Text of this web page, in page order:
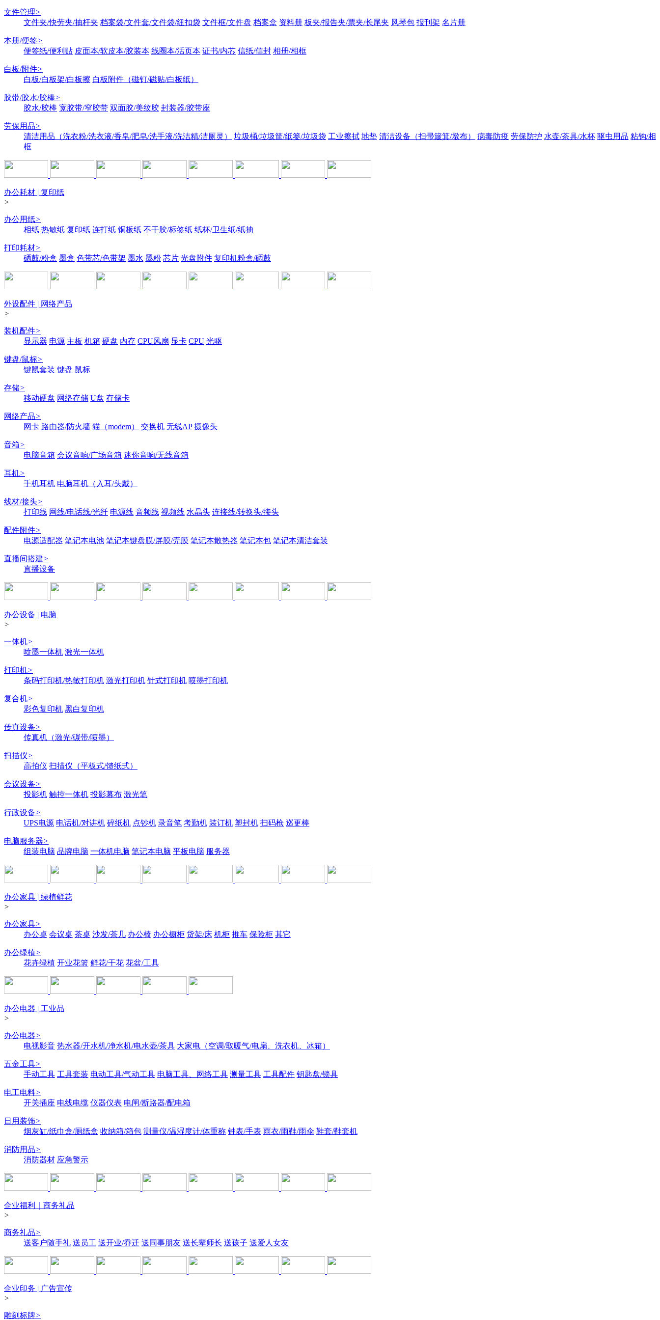
文件管理>
文件夹/快劳夹/抽杆夹 档案袋/文件套/文件袋/纽扣袋 文件框/文件盘 档案盒 资料册 板夹/报告夹/票夹/长尾夹 风琴包 报刊架 名片册
本册/便签>
便签纸/便利贴 皮面本/软皮本/胶装本 线圈本/活页本 证书/内芯 信纸/信封 相册/相框
白板/附件>
白板/白板架/白板擦 白板附件（磁钉/磁贴/白板纸）
胶带/胶水/胶棒>
胶水/胶棒 宽胶带/窄胶带 双面胶/美纹胶 封装器/胶带座
劳保用品>
清洁用品（洗衣粉/洗衣液/香皂/肥皂/洗手液/洗洁精/洁厕灵）
垃圾桶/垃圾筐/纸篓/垃圾袋 工业擦拭 地垫 清洁设备（扫帚簸箕/墩布） 病毒防疫 劳保防护 水壶/茶具/水杯 驱虫用品 粘钩/相
框
办公耗材 | 复印纸
>
办公用纸>
相纸 热敏纸 复印纸 连打纸 铜板纸 不干胶/标签纸 纸杯/卫生纸/纸抽
打印耗材>
硒鼓/粉盒 墨盒 色带芯/色带架 墨水 墨粉 芯片 光盘附件 复印机粉盒/硒鼓
外设配件 | 网络产品
>
装机配件>
显示器 电源 主板 机箱 硬盘 内存 CPU风扇 显卡 CPU 光驱
键盘/鼠标>
键鼠套装 键盘 鼠标
存储>
移动硬盘 网络存储 U盘 存储卡
网络产品>
网卡 路由器/防火墙 猫（modem） 交换机 无线AP 摄像头
音箱>
电脑音箱 会议音响/广场音箱 迷你音响/无线音箱
耳机>
手机耳机 电脑耳机（入耳/头戴）
线材/接头>
打印线 网线/电话线/光纤 电源线 音频线 视频线 水晶头 连接线/转换头/接头
配件附件>
电源适配器 笔记本电池 笔记本键盘膜/屏膜/壳膜 笔记本散热器 笔记本包 笔记本清洁套装
直播间搭建>
直播设备
办公设备 | 电脑
>
一体机>
喷墨一体机 激光一体机
打印机>
条码打印机/热敏打印机 激光打印机 针式打印机 喷墨打印机
复合机>
彩色复印机 黑白复印机
传真设备>
传真机（激光/碳带/喷墨）
扫描仪>
高拍仪 扫描仪（平板式/馈纸式）
会议设备>
投影机 触控一体机 投影幕布 激光笔
行政设备>
UPS电源 电话机/对讲机 碎纸机 点钞机 录音笔 考勤机 装订机 塑封机 扫码枪 巡更棒
电脑服务器>
组装电脑 品牌电脑 一体机电脑 笔记本电脑 平板电脑 服务器
办公家具 | 绿植鲜花
>
办公家具>
办公桌 会议桌 茶桌 沙发/茶几 办公椅 办公橱柜 货架/床 机柜 推车 保险柜 其它
办公绿植>
花卉绿植 开业花篮 鲜花/干花 花盆/工具
办公电器 | 工业品
>
办公电器>
电视影音 热水器/开水机/净水机/电水壶/茶具 大家电（空调/取暖气/电扇、洗衣机、冰箱）
五金工具>
手动工具 工具套装 电动工具/气动工具 电脑工具、网络工具 测量工具 工具配件 钥匙盘/锁具
电工电料>
开关插座 电线电缆 仪器仪表 电闸/断路器/配电箱
日用装饰>
烟灰缸/纸巾盒/厕纸盒 收纳箱/箱包 测量仪/温湿度计/体重称 钟表/手表 雨衣/雨鞋/雨伞 鞋套/鞋套机
消防用品>
消防器材 应急警示
企业福利｜商务礼品
>
商务礼品>
送客户随手礼 送员工 送开业/乔迁 送同事朋友 送长辈师长 送孩子 送爱人女友
企业印务 | 广告宣传
>
雕刻标牌>